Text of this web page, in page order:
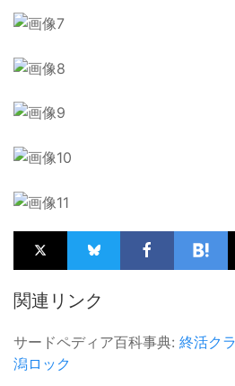
関連リンク
サードペディア百科事典: 終活ク
潟ロック